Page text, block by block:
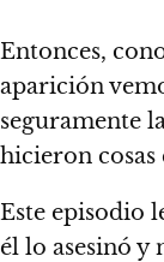
Entonces,
aparición
seguramente
hicieron
Este episodio
él lo asesinó y